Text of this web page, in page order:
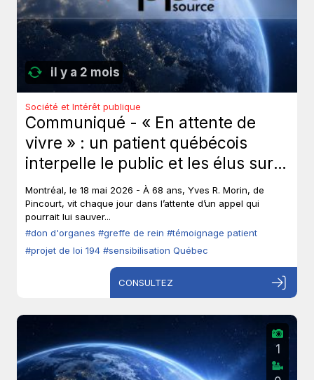
il y a 2 mois
Société et Intérêt publique
Communiqué - « En attente de
vivre » : un patient québécois
interpelle le public et les élus sur
le don d’organes.
Montréal, le 18 mai 2026 - À 68 ans, Yves R. Morin, de
Pincourt, vit chaque jour dans l’attente d’un appel qui
pourrait lui sauver...
#don d'organes #greffe de rein #témoignage patient
#projet de loi 194 #sensibilisation Québec
CONSULTEZ
1